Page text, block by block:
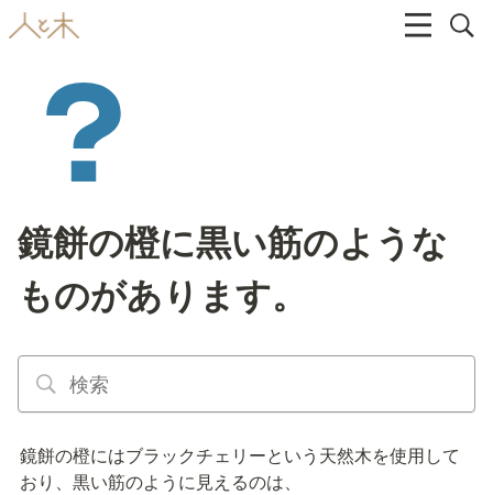
鏡餅の橙に黒い筋のような
ものがあります。
鏡餅の橙にはブラックチェリーという天然木を使用して
おり、黒い筋のように見えるのは、